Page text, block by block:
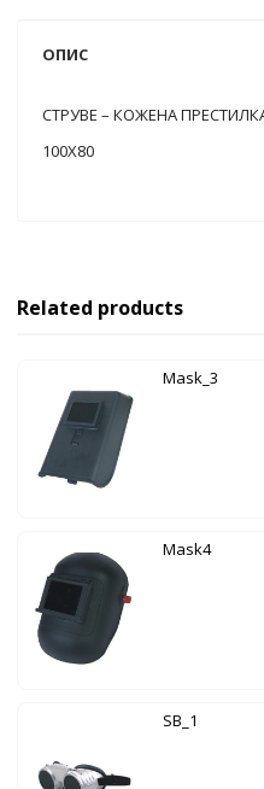
ОПИС
СТРУВЕ – КОЖЕНА
100Х80
Related products
Mask_3
Mask4
SB_1